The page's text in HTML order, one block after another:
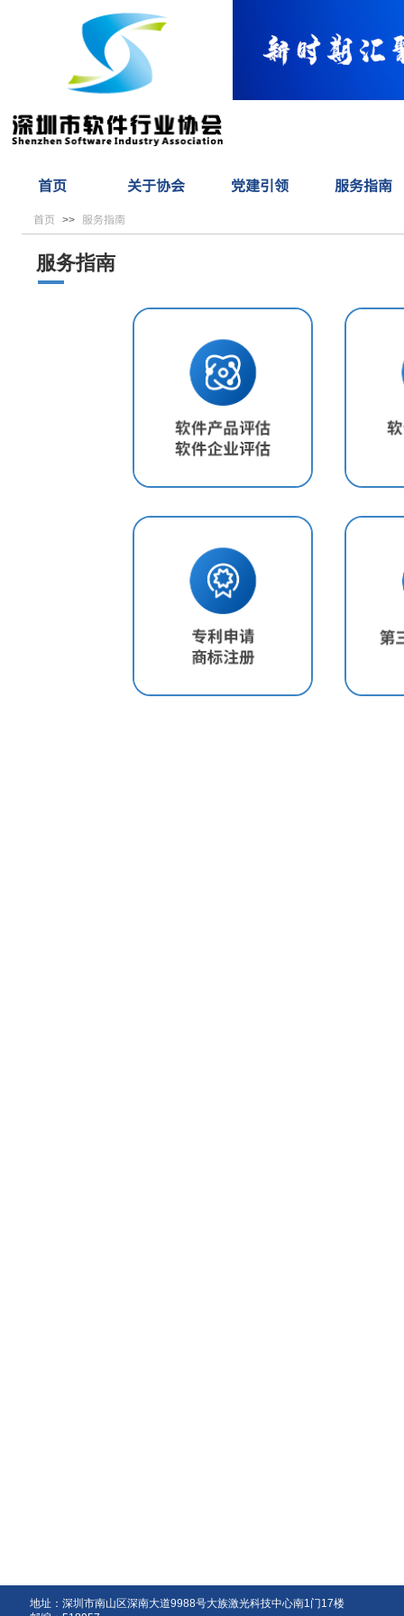
首页 关于协会 党建引领 服务指南
首页 >> 服务指南
服务指南
地址：深圳市南山区深南大道9988号大族激光科技中心南1门17楼